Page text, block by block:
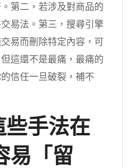
第二，若涉及對商品的
易法。第三，搜尋引擎
易而刪除特定內容，可
這還不是最痛，最痛的
信任一旦破裂，補不
手法在
易「留